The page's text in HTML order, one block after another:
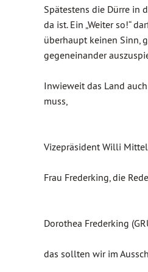
Spätestens die Dürre in
da ist. Ein „Weiter so!“
überhaupt keinen Sinn,
gegeneinander
Inwieweit das Land
muss,
Vizepräsident Willi
Frau Frederking, die
Dorothea Frederking
das sollten wir im